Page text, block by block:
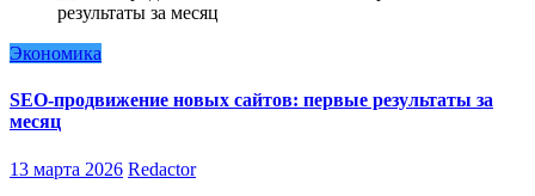
Экономика
SEO-продвижение новых сайтов: первые результаты за
месяц
13 марта 2026 Redactor